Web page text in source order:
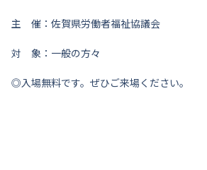
主 催：佐賀県労働者福祉協議会
対 象：一般の方々
◎入場無料です。ぜひご来場ください。